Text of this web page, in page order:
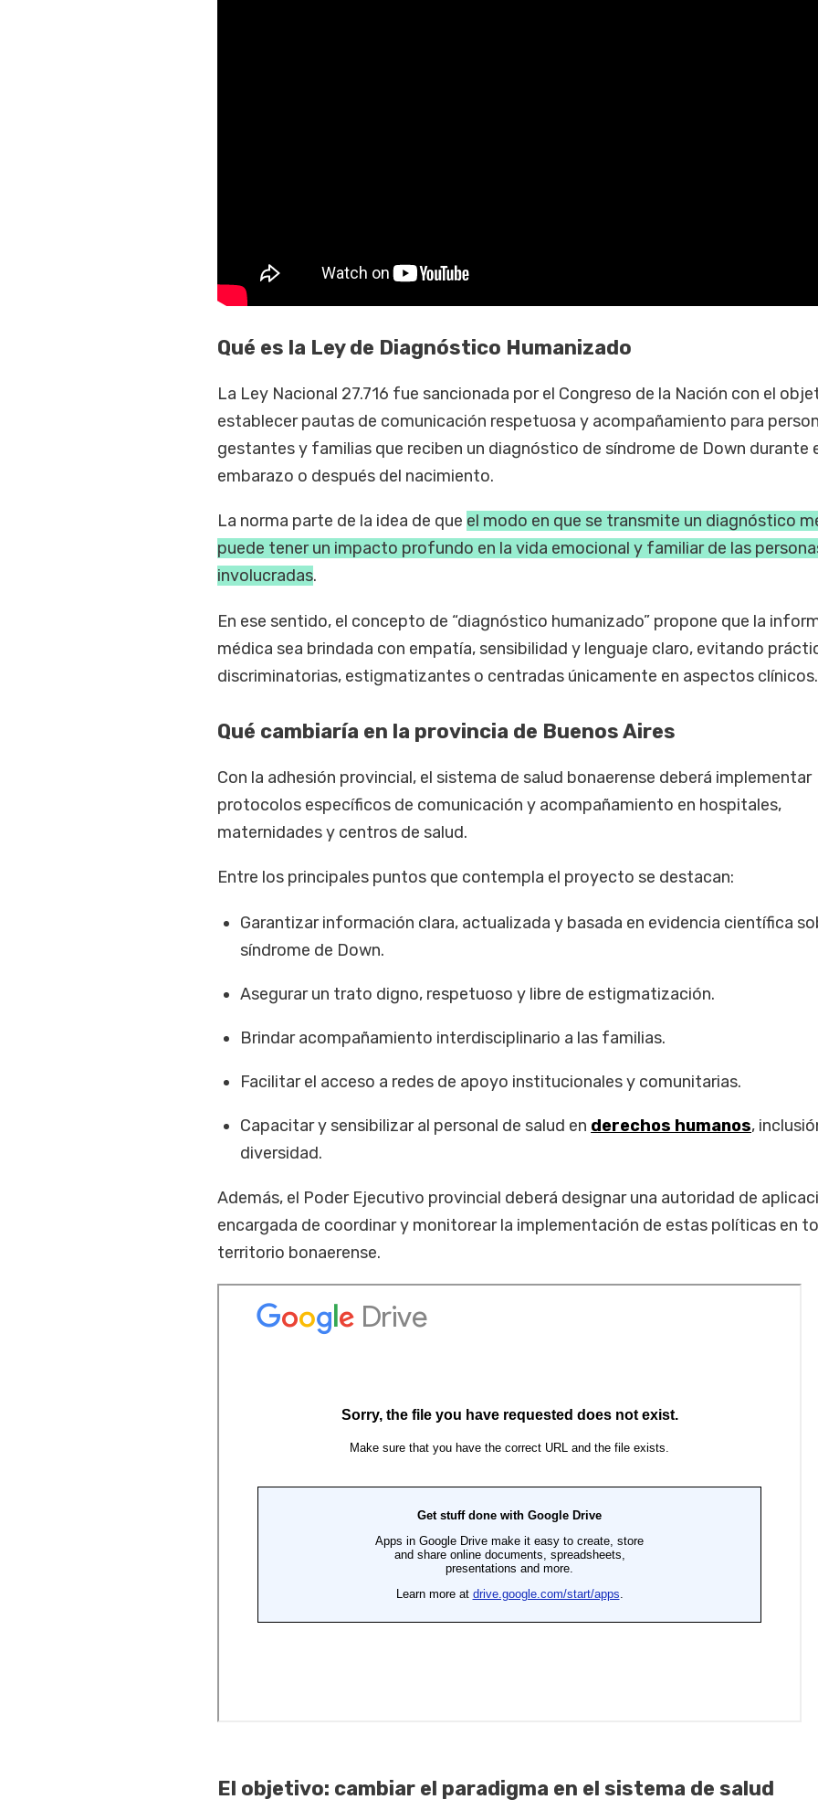
Qué es la Ley de Diagnóstico Humanizado
La Ley Nacional 27.716 fue sancionada por el Congreso de la Nación con el
establecer pautas de comunicación respetuosa y acompañamiento para
gestantes y familias que reciben un diagnóstico de síndrome de Down durante
embarazo o después del nacimiento.
La norma parte de la idea de que el modo en que se transmite un diagnóstico
puede tener un impacto profundo en la vida emocional y familiar de las
involucradas.
En ese sentido, el concepto de “diagnóstico humanizado” propone que la
médica sea brindada con empatía, sensibilidad y lenguaje claro, evitando
discriminatorias, estigmatizantes o centradas únicamente en aspectos clínicos.
Qué cambiaría en la provincia de Buenos Aires
Con la adhesión provincial, el sistema de salud bonaerense deberá implementar
protocolos específicos de comunicación y acompañamiento en hospitales,
maternidades y centros de salud.
Entre los principales puntos que contempla el proyecto se destacan:
Garantizar información clara, actualizada y basada en evidencia científica
síndrome de Down.
Asegurar un trato digno, respetuoso y libre de estigmatización.
Brindar acompañamiento interdisciplinario a las familias.
Facilitar el acceso a redes de apoyo institucionales y comunitarias.
Capacitar y sensibilizar al personal de salud en derechos humanos,
diversidad.
Además, el Poder Ejecutivo provincial deberá designar una autoridad de
encargada de coordinar y monitorear la implementación de estas políticas en
territorio bonaerense.
El objetivo: cambiar el paradigma en el sistema de salud